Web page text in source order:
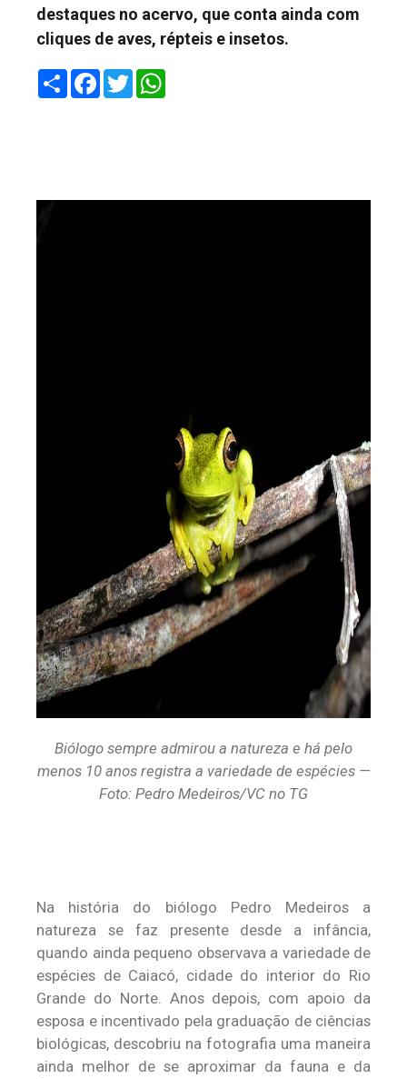
destaques no acervo, que conta ainda com
cliques de aves, répteis e insetos.
ShareFacebook
Twitter
Biólogo sempre admirou a natureza e há pelo
menos 10 anos registra a variedade de espécies —
Foto: Pedro Medeiros/VC no TG
Na história do biólogo Pedro Medeiros a
natureza se faz presente desde a infância,
quando ainda pequeno observava a variedade de
espécies de Caiacó, cidade do interior do Rio
Grande do Norte. Anos depois, com apoio da
esposa e incentivado pela graduação de ciências
biológicas, descobriu na fotografia uma maneira
ainda melhor de se aproximar da fauna e da